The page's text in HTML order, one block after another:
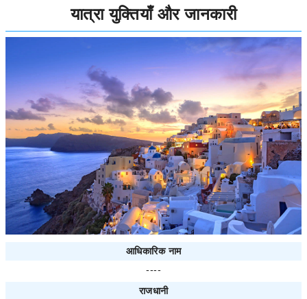
यात्रा युक्तियाँ और जानकारी
आधिकारिक नाम
----
राजधानी